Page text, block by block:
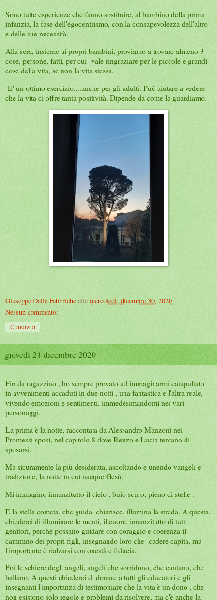
Sono tutte esperienze che fanno sostituire, al bambino della prima
infanzia, la fase dell'egocentrismo, con la consapevolezza dell'altro
e delle sue necessità.
Alla sera, insieme ai propri bambini, proviamo a trovare almeno 3
cose, persone, fatti, per cui vale ringraziare per le piccole e grandi
cose della vita, se non la vita stessa.
E' un ottimo esercizio....anche per gli adulti. Può aiutare a vedere
che la vita ci offre tanta positività. Dipende da come la guardiamo.
Giuseppe Dalle Fabbriche alle mercoledì, dicembre 30, 2020
Nessun commento:
Condividi
giovedì 24 dicembre 2020
Fin da ragazzino , ho sempre provato ad immaginarmi catapultato
in avvenimenti accaduti in due notti , una fantastica e l'altra reale,
vivendo emozioni e sentimenti, immedesimandomi nei vari
personaggi.
La prima è la notte, raccontata da Alessandro Manzoni nei
Promessi sposi, nel capitolo 8 dove Renzo e Lucia tentano di
sposarsi.
Ma sicuramente la più desiderata, ascoltando e unendo vangeli e
tradizione, la notte in cui nacque Gesù.
Mi immagino innanzitutto il cielo , buio scuro, pieno di stelle .
E la stella cometa, che guida, chiarisce, illumina la strada. A questa,
chiederei di illuminare le menti, il cuore, innanzitutto di tutti
genitori, perché possano guidare con coraggio e coerenza il
cammino dei propri figli, insegnando loro che cadere capita, ma
l'importante è rialzarsi con onestà e fiducia.
Poi le schiere degli angeli, angeli che sorridono, che cantano, che
ballano. A questi chiederei di donare a tutti gli educatori e gli
insegnanti l'importanza di testimoniare che la vita è un dono , che
non esistono solo regole e problemi da risolvere, ma c'è anche la